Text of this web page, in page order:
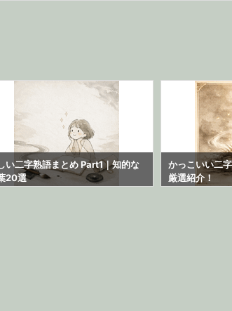
い二字熟語まとめ Part1｜知的な
20選
かっこいい二
厳選紹介！